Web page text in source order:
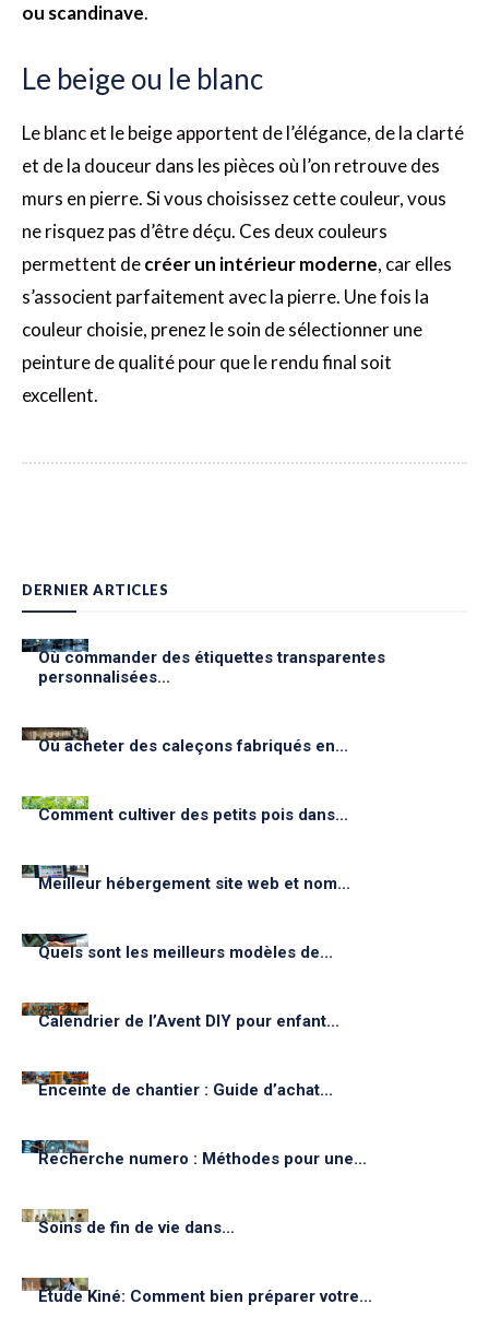
ou scandinave.
Le beige ou le blanc
Le blanc et le beige apportent de l’élégance, de la clarté
et de la douceur dans les pièces où l’on retrouve des
murs en pierre. Si vous choisissez cette couleur, vous
ne risquez pas d’être déçu. Ces deux couleurs
permettent decréer un intérieur moderne, car elles
s’associent parfaitement avec la pierre. Une fois la
couleur choisie, prenez le soin de sélectionner une
peinture de qualité pour que le rendu final soit
excellent.
DERNIER ARTICLES
Où commander des étiquettes transparentes
personnalisées...
Où acheter des caleçons fabriqués en...
Comment cultiver des petits pois dans...
Meilleur hébergement site web et nom...
Quels sont les meilleurs modèles de...
Calendrier de l’Avent DIY pour enfant...
Enceinte de chantier : Guide d’achat...
Recherche numero : Méthodes pour une...
Soins de fin de vie dans...
Étude Kiné: Comment bien préparer votre...